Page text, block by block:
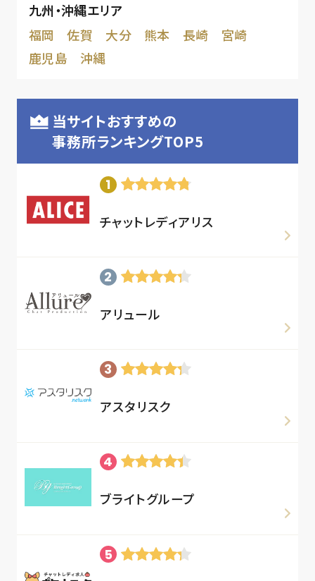
九州・沖縄エリア
福岡
佐賀 大分 熊本 長崎
宮崎
鹿児島
沖縄
当サイトおすすめの
事務所ランキングTOP5
チャットレディアリス
アリュール
アスタリスク
ブライトグループ